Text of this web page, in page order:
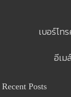
เบอร์โ
อีเม
Recent Posts